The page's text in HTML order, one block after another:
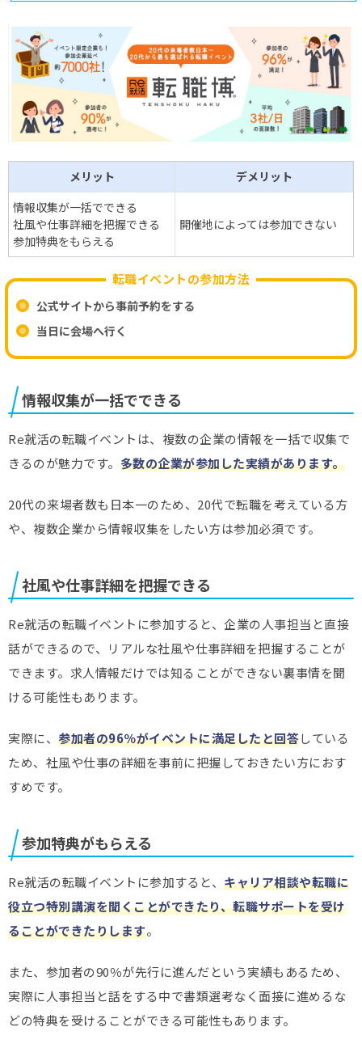
メリット
デメリット
情報収集が一括でできる
社風や仕事詳細を把握できる
参加特典をもらえる
開催地によっては参加できない
転職イベントの参加方法
公式サイトから事前予約をする
当日に会場へ行く
情報収集が一括でできる
Re就活の転職イベントは、複数の企業の情報を一括で収集で
きるのが魅力です。 多数の企業が参加した実績があります。
20代の来場者数も日本一のため、20代で転職を考えている方
や、複数企業から情報収集をしたい方は参加必須です。
社風や仕事詳細を把握できる
Re就活の転職イベントに参加すると、企業の人事担当と直接
話ができるので、リアルな社風や仕事詳細を把握することが
できます。求人情報だけでは知ることができない裏事情を聞
ける可能性もあります。
実際に、 参加者の96％がイベントに満足したと回答している
ため、社風や仕事の詳細を事前に把握しておきたい方におす
すめです。
参加特典がもらえる
Re就活の転職イベントに参加すると、 キャリア相談や転職に
役立つ特別講演を聞くことができたり、転職サポートを受け
ることができたりします。
また、参加者の90％が先行に進んだという実績もあるため、
実際に人事担当と話をする中で書類選考なく面接に進めるな
どの特典を受けることができる可能性もあります。